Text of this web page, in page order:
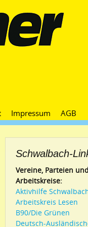
Impressum AGB
Schwalbach-
Vereine, Parteien
Arbeitskreise:
Aktivhilfe
Arbeitskreis Lesen
B90/Die Grünen
Deutsch-